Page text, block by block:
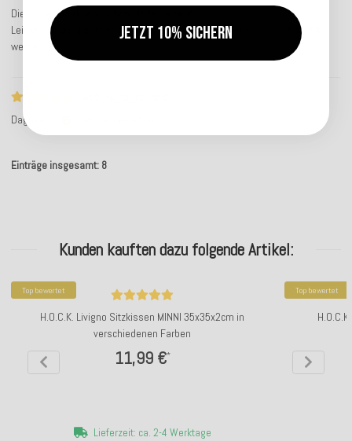
Die Kissen sind sehr schön - tolle Farben!
Leider war die Lieferzeit sehr lang und die Retoure muss selbst bezahlt
werden.
Dagmar F.
Einträge insgesamt: 8
Kunden kauften dazu folgende Artikel:
Top bewertet
H.O.C.K. Livigno Sitzkissen MINNI 35x35x2cm in
verschiedenen Farben
11,99 €*
Lieferzeit: ca. 2-4 Werktage
Top bewertet
Jetzt 10% sichern